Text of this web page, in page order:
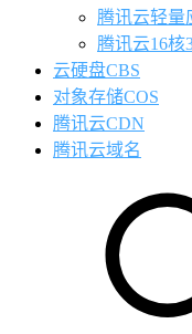
腾讯云轻量
腾讯云16核
云硬盘CBS
对象存储COS
腾讯云CDN
腾讯云域名